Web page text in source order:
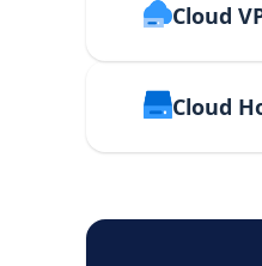
Cloud
Cloud